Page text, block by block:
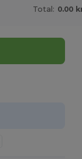
Total: 0.00